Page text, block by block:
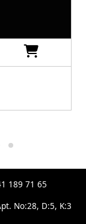
189 71 65
No:28, D:5, K:3